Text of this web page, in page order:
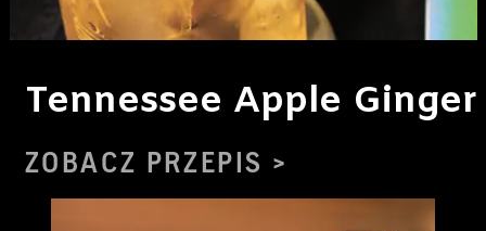
Tennessee Apple Ginger
ZOBACZ PRZEPIS